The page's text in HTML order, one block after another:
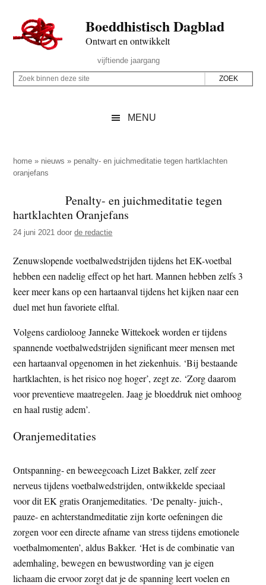
naar
de
inhoud
secondary
naar
de
sidebar
naar
de
Boeddhistisch Dagblad
Ontwart en ontwikkelt
Rechts
vijftiende jaargang
Z
p
d
z
e
i
t
e
Z
i
n
n
d
z
e
s
i
t
MENU
home » nieuws » penalty- en juichmeditatie tegen hartklachten
oranjefans
Penalty- en juichmeditatie tegen
hartklachten Oranjefans
24 juni 2021 doorde redactie
Zenuwslopende voetbalwedstrijden tijdens het EK-voetbal
hebben een nadelig effect op het hart. Mannen hebben zelfs 3
keer meer kans op een hartaanval tijdens het kijken naar een
duel met hun favoriete elftal.
Volgens cardioloog Janneke Wittekoek worden er tijdens
spannende voetbalwedstrijden significant meer mensen met
een hartaanval opgenomen in het ziekenhuis. ‘Bij bestaande
hartklachten, is het risico nog hoger’, zegt ze. ‘Zorg daarom
voor preventieve maatregelen. Jaag je bloeddruk niet omhoog
en haal rustig adem’.
Oranjemeditaties
Ontspanning- en beweegcoach Lizet Bakker, zelf zeer
nerveus tijdens voetbalwedstrijden, ontwikkelde speciaal
voor dit EK gratis Oranjemeditaties. ‘De penalty- juich-,
pauze- en achterstandmeditatie zijn korte oefeningen die
zorgen voor een directe afname van stress tijdens emotionele
voetbalmomenten’, aldus Bakker. ‘Het is de combinatie van
ademhaling, bewegen en bewustwording van je eigen
lichaam die ervoor zorgt dat je de spanning leert voelen en